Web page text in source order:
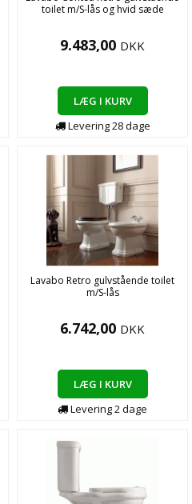
toilet m/S-lås og hvid sæde
9.483,00 DKK
LÆG I KURV
Levering28dage
Lavabo Retro gulvstående toilet
m/S-lås
6.742,00 DKK
LÆG I KURV
Levering2dage